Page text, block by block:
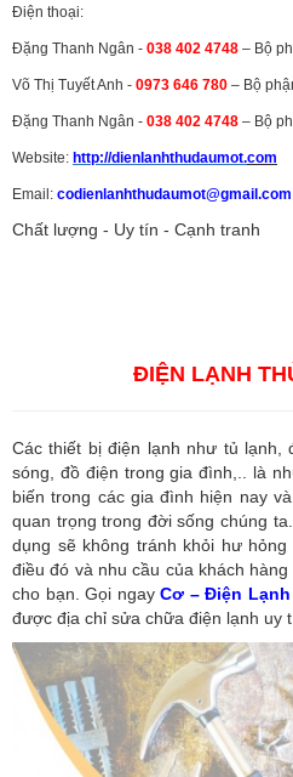
Điện thoại:
Đặng Thanh Ngân - 038 402 4748 – Bộ
Võ Thị Tuyết Anh - 0973 646 780 – Bộ
Đặng Thanh Ngân - 038 402 4748 – Bộ
Website: http://dienlanhthudaumot.com
Email: codienlanhthudaumot@gmail.com
Chất lượng - Uy tín - Cạnh tranh
ĐIỆN LẠNH
Các thiết bị điện lạnh như tủ lạnh,
sóng, đồ điện trong gia đình,.. là
biến trong các gia đình hiện nay
quan trọng trong đời sống chúng
dụng sẽ không tránh khỏi hư
điều đó và nhu cầu của khách
cho bạn. Gọi ngayCơ – Điện
được địa chỉ sửa chữa điện lạnh uy